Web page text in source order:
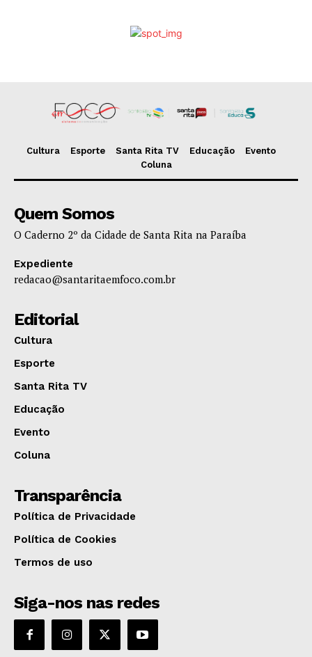
Cultura Esporte Santa Rita TV Educação
Evento
Coluna
Quem Somos
O Caderno 2º da Cidade de Santa Rita na Paraíba
Expediente
redacao@santaritaemfoco.com.br
Editorial
Cultura
Esporte
Santa Rita TV
Educação
Evento
Coluna
Transparência
Política de Privacidade
Política de Cookies
Termos de uso
Siga-nos nas redes